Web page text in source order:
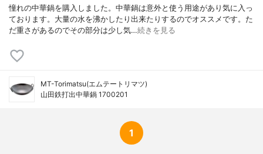
憧れの中華鍋を購入しました。中華鍋は意外と使う用途があり気に入っ
ております。大量の水を沸かしたり出来たりするのでオススメです。た
だ重さがあるのでその部分は少し気…続きを見る
MT-Torimatsu(エムテートリマツ)
山田鉄打出中華鍋 1700201
1